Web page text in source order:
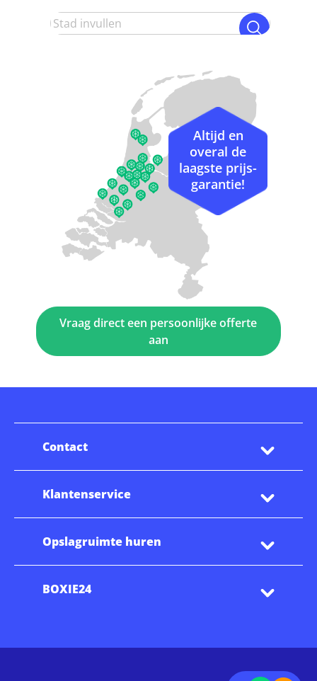
Vraag direct een persoonlijke offerte
aan
Altijd en
overal de
laagste prijs-
garantie!
Contact
Klantenservice
Opslagruimte huren
BOXIE24